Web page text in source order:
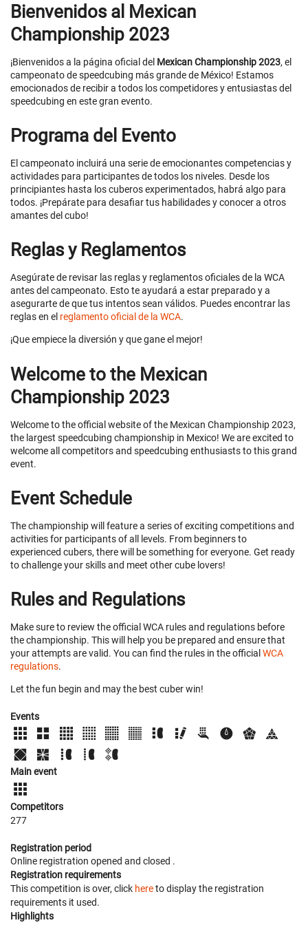
Bienvenidos al Mexican
Championship 2023
¡Bienvenidos a la página oficial del Mexican Championship 2023, el
campeonato de speedcubing más grande de México! Estamos
emocionados de recibir a todos los competidores y entusiastas del
speedcubing en este gran evento.
Programa del Evento
El campeonato incluirá una serie de emocionantes competencias y
actividades para participantes de todos los niveles. Desde los
principiantes hasta los cuberos experimentados, habrá algo para
todos. ¡Prepárate para desafiar tus habilidades y conocer a otros
amantes del cubo!
Reglas y Reglamentos
Asegúrate de revisar las reglas y reglamentos oficiales de la WCA
antes del campeonato. Esto te ayudará a estar preparado y a
asegurarte de que tus intentos sean válidos. Puedes encontrar las
reglas en el reglamento oficial de la WCA.
¡Que empiece la diversión y que gane el mejor!
Welcome to the Mexican
Championship 2023
Welcome to the official website of the Mexican Championship 2023,
the largest speedcubing championship in Mexico! We are excited to
welcome all competitors and speedcubing enthusiasts to this grand
event.
Event Schedule
The championship will feature a series of exciting competitions and
activities for participants of all levels. From beginners to
experienced cubers, there will be something for everyone. Get ready
to challenge your skills and meet other cube lovers!
Rules and Regulations
Make sure to review the official WCA rules and regulations before
the championship. This will help you be prepared and ensure that
your attempts are valid. You can find the rules in the official WCA
regulations.
Let the fun begin and may the best cuber win!
Events
Main event
Competitors
277
Registration period
Online registration opened and closed .
Registration requirements
This competition is over, click hereto display the registration
requirements it used.
Highlights